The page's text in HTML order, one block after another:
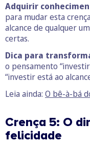
Adquirir
para mudar esta
alcance de qualquer
certas.
Dica para
o pensamento
“investir está ao
Leia ainda: O bê-à-bá
Crença 5: O
felicidade